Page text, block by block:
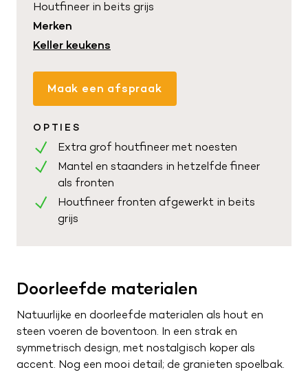
Kwaliteit en service
Merken
Verkoopadviseurs
Vacatures
Nieuwsbrief
Route naar showroom
0187 602 555
info@tieleman.nl
DO
09:00 – 17:00
VR
09:00 – 21:00
ZA
09:00 – 17:00
ZO
Gesloten
Maak een afspraak
Houtfineer in beits grijs
Merken
Keller keukens
Maak een afspraak
OPTIES
Extra grof houtfineer met noesten
Mantel en staanders in hetzelfde fineer
als fronten
Houtfineer fronten afgewerkt in beits
grijs
Doorleefde materialen
Natuurlijke en doorleefde materialen als hout en
steen voeren de boventoon. In een strak en
symmetrisch design, met nostalgisch koper als
accent. Nog een mooi detail; de granieten spoelbak.